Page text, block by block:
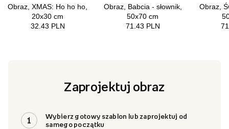
Zaprojektuj obraz
1
Wybierz gotowy szablon lub zaprojektuj od
samego początku